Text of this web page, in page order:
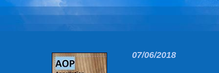
07/06/2018